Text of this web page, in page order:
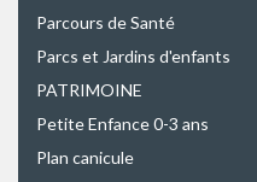
Parcours de Santé
Parcs et Jardins d'enfants
PATRIMOINE
Petite Enfance 0-3 ans
Plan canicule